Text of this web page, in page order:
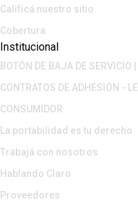
Calificá nuestro sitio
Cobertura
Institucional
BOTÓN DE BAJA DE SERVICIO
CONTRATOS DE ADHESIÓN -
CONSUMIDOR
La portabilidad es tu derecho
Trabajá con nosotros
Hablando Claro
Proveedores